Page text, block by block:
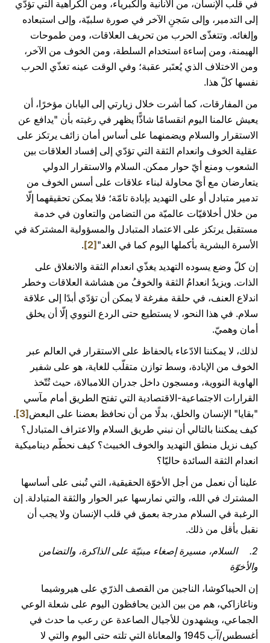
في قلب الإنسان، من الأنانية والكبرياء، ومن الكراهية التي تؤدّي
إلى التدمير، وإلى سَجنِ الآخر في صورة سلبيّة، وإلى استبعاده
وإلغائه. وتتغذّى الحرب من تحريف العلاقات، ومن طموحات
الهيمنة، ومن إساءة استخدام السلطة، ومن الخوف من الآخر،
ومن الاختلاف الذي يُعتَبر عقبة؛ وفي الوقت عينه تغذّي الحرب
نفسها كلّ هذا.
من المفارقات، كما أشرت خلال زيارتي إلى اليابان مؤخرًا، أن
يعيش عالمنا اليوم انقسامًا شاذًّا يظهر في رغبته بأن "يدافع عن
الاستقرار والسلام ويضمنهما على أساس أمان زائف يرتكز على
عقلية الخوف وانعدام الثقة التي تؤدّي إلى إفساد العلاقات بين
الشعوب ومنع أيّ حوار ممكن. السلام والاستقرار الدولي
يتعارضان مع أيّ محاولة لبناء علاقات على أسس الخوف من
تدمير متبادل أو على التهديد بإبادة تامّة؛ فلا يمكن تحقيقهما إلّا
من خلال أخلاقيّات عالميّة من التضامن والتعاون في خدمة
مستقبل يرتكز على الاعتماد المتبادل والمسؤولية المشتركة في
الأسرة البشرية بأكملها اليوم كما في الغد"[2]
.
إن كلّ وضع يسوده التهديد يغذّي انعدام الثقة والانغلاق على
الذات. ويزيدُ انعدامُ الثقة والخوفُ من هشاشة العلاقات وخطر
اندلاع العنف، في حلقة مفرغة لا يمكن أن تؤدّي أبدًا إلى علاقة
سلام. في هذا النحو، لا يستطيع حتى الردع النووي إلّا أن يخلق
أمان وهميّ.
لذلك، لا يمكننا الادّعاء بالحفاظ على الاستقرار في العالم عبر
الخوف من الإبادة، وسط توازن متقلّب للغاية، هو على شفير
الهاوية النووية، ومسجون داخل جدران اللامبالاة، حيث تُتّخذ
القرارات الاجتماعية-الاقتصادية التي تفتح الطريق أمام مآسي
"بقايا" الإنسان والخلق، بدلًا من أن نحافظ بعضنا على البعض[3]
.
كيف يمكننا بالتالي أن نبني طريق السلام والاعتراف المتبادل؟
كيف نزيل منطق التهديد والخوف الخبيث؟ كيف نحطّم ديناميكية
انعدام الثقة السائدة حاليّا؟
علينا أن نعمل من أجل الأخوّة الحقيقية، التي تُبنى على أساسها
المشترك في الله، والتي نمارسها عبر الحوار والثقة المتبادلة. إن
الرغبة في السلام مدرجة بعمق في قلب الإنسان ولا يجب أن
نقبل بأقل من ذلك.
2. السلام، مسيرة إصغاء مبنيّة على الذاكرة، والتضامن
والأخوّة
إن الحيباكوشا، الناجين من القصف الذرّي على هيروشيما
وناغازاكي، هم من بين الذين يحافظون اليوم على شعلة الوعي
الجماعي، ويشهدون للأجيال الصاعدة عن رعب ما حدث في
أغسطس/آب 1945 والمعاناة التي تلته حتى اليوم والتي لا